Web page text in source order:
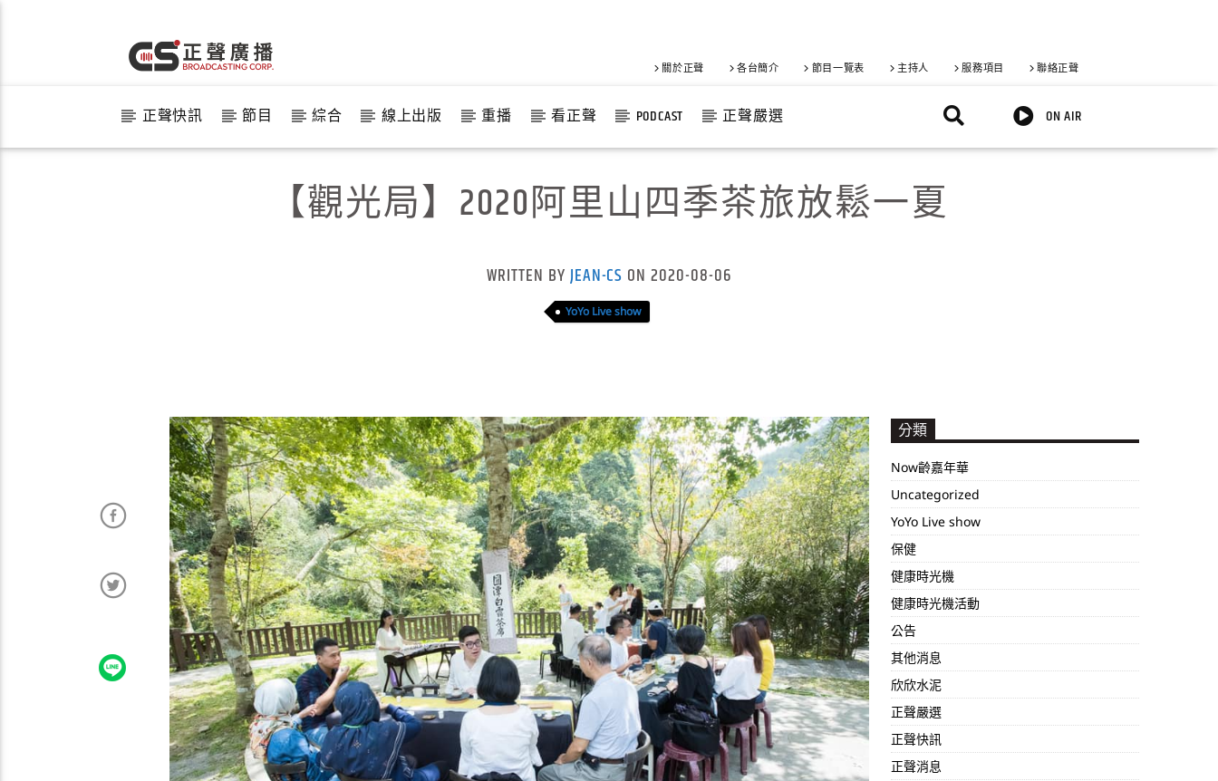
關於正聲 各台簡介 節目一覽表 主持人 服務項目 聯絡正聲
正聲快訊 節目 綜合 線上出版 重播 看正聲 PODCAST 正聲嚴選 ON AIR
【觀光局】2020阿里山四季茶旅放鬆一夏
WRITTEN BY JEAN-CS ON 2020-08-06
YoYo Live show
分類
Now齡嘉年華
Uncategorized
YoYo Live show
保健
健康時光機
健康時光機活動
公告
其他消息
欣欣水泥
正聲嚴選
正聲快訊
正聲消息